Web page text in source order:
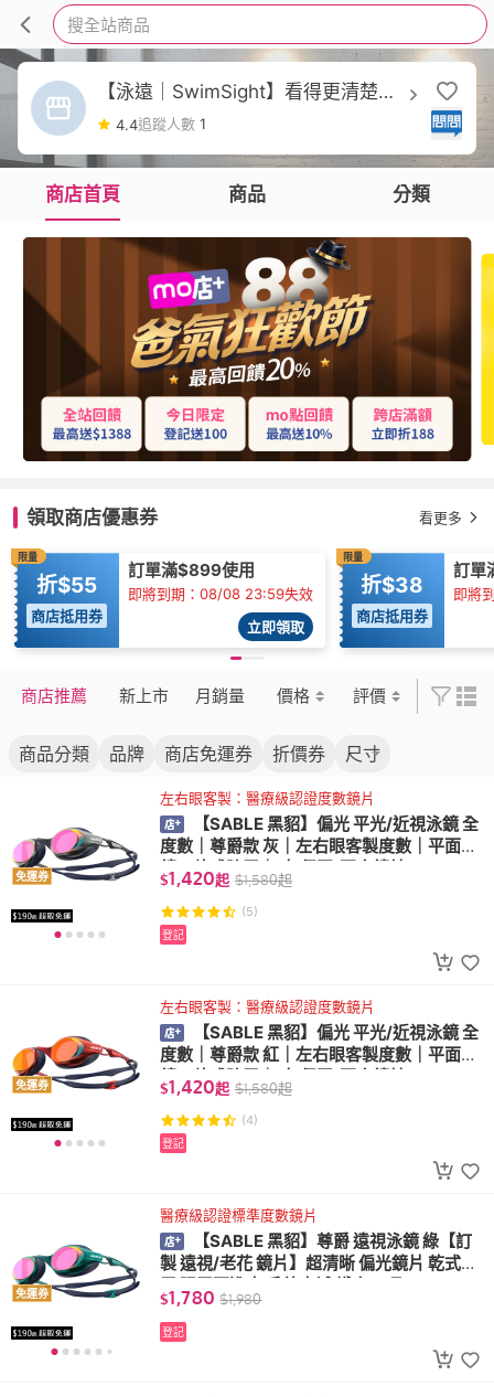
搜全站商品
【泳遠｜SwimSight】看得更清楚，
游得更遠！
4.4追蹤人數 1
商店首頁 商品 分類
領取商店優惠券 看更多
限量
折$55
商店抵用券
訂單滿$899使用
即將到期：08/08 23:59失效
立即領取
限量
折$38
商店抵用券
訂單
即將
商店推薦 新上市 月銷量 價格 評價
商品分類 品牌 商店免運券 折價券 尺寸
免運券
左右眼客製：醫療級認證度數鏡片
【SABLE 黑貂】偏光 平光/近視泳鏡 全
度數｜尊爵款 灰｜左右眼客製度數｜平面
鏡・乾式防霧｜1年保固(不含鏡片)
$1,420起 $1,580起
(5)
登記
免運券
左右眼客製：醫療級認證度數鏡片
【SABLE 黑貂】偏光 平光/近視泳鏡 全
度數｜尊爵款 紅｜左右眼客製度數｜平面
鏡・乾式防霧｜1年保固(不含鏡片)
$1,420起 $1,580起
(4)
登記
免運券
醫療級認證標準度數鏡片
【SABLE 黑貂】尊爵 遠視泳鏡 綠【訂
製 遠視/老花 鏡片】超清晰 偏光鏡片 乾式防
霧 眼罩不進水 戶外水域 鐵人三項 ZH-700C
P
$1,780 $1,980
登記